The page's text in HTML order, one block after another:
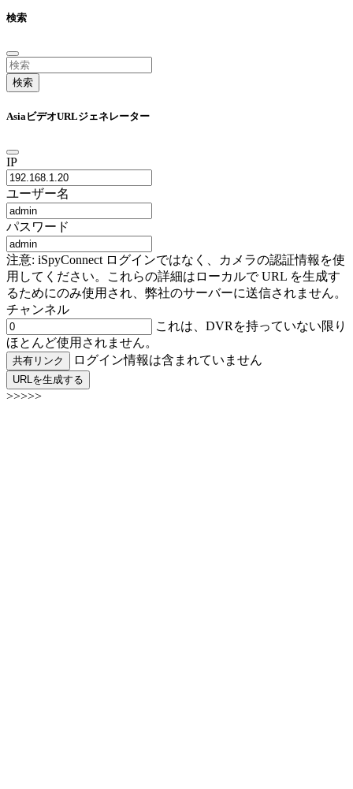
検索
検索
AsiaビデオURLジェネレーター
IP
ユーザー名
パスワード
注意: iSpyConnect ログインではなく、カメラの認証情報を使
用してください。これらの詳細はローカルで URL を生成す
るためにのみ使用され、弊社のサーバーに送信されません。
チャンネル
これは、DVRを持っていない限り
ほとんど使用されません。
共有リンク ログイン情報は含まれていません
URLを生成する
>>>>>